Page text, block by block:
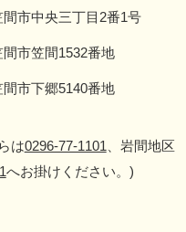
市中央三丁目2番1号
市笠間1532番地
市下郷5140番地
は0296-77-1101 、岩間地区
へお掛けください。)